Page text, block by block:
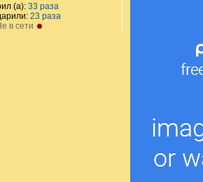
(а): 33 раза
23 раза
в сети